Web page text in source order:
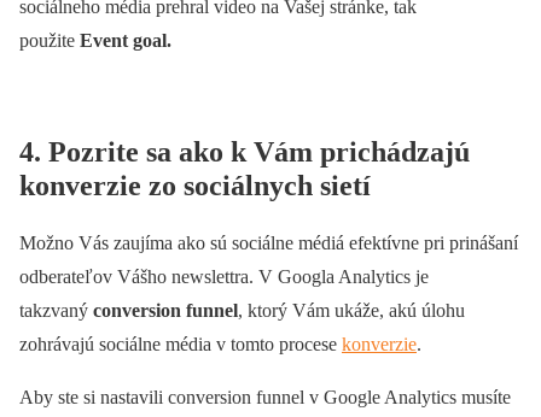
sociálneho média prehral video na Vašej stránke, tak
použite Event goal.
4. Pozrite sa ako k Vám prichádzajú
konverzie zo sociálnych sietí
Možno Vás zaujíma ako sú sociálne médiá efektívne pri prinášaní
odberateľov Vášho newslettra. V Googla Analytics je
takzvaný conversion funnel, ktorý Vám ukáže, akú úlohu
zohrávajú sociálne média v tomto procese konverzie.
Aby ste si nastavili conversion funnel v Google Analytics musíte